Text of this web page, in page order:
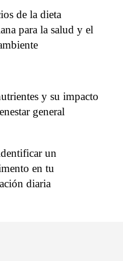
de la dieta
para la salud y el
y su impacto
general
un
en tu
diaria